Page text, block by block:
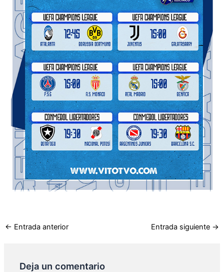
← Entrada anterior Entrada siguiente →
Deja un comentario